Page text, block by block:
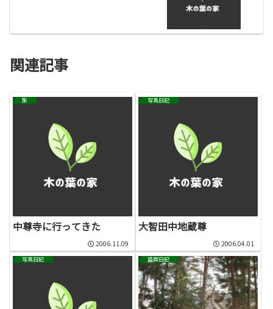
関連記事
旅
中尊寺に行ってきた
2006.11.09
写真日記
大智田中地蔵尊
2006.04.01
写真日記 盛岡日記